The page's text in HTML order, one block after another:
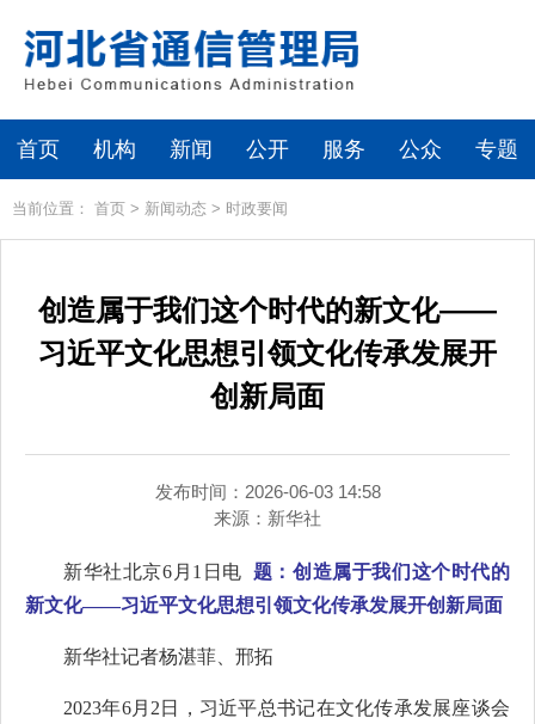
首页 机构 新闻 公开 服务 公众 专题
当前位置： 首页 > 新闻动态 > 时政要闻
创造属于我们这个时代的新文化——
习近平文化思想引领文化传承发展开
创新局面
发布时间：2026-06-03 14:58
来源： 新华社
新华社北京6月1日电 题：创造属于我们这个时代的
新文化——习近平文化思想引领文化传承发展开创新局面
新华社记者杨湛菲、邢拓
2023年6月2日，习近平总书记在文化传承发展座谈会